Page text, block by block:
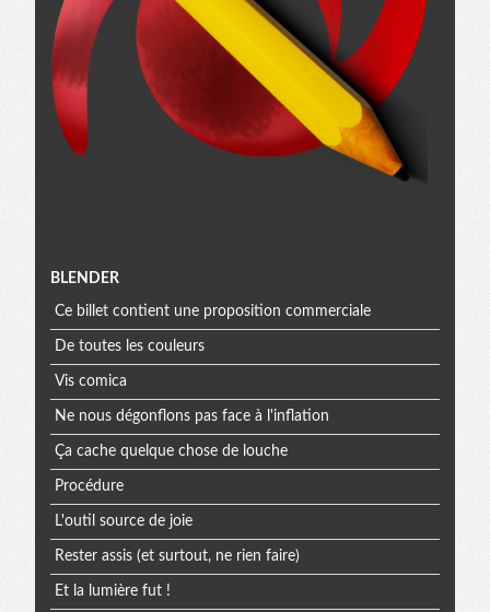
Menu
extra
BLENDER
Ce billet contient une proposition commerciale
De toutes les couleurs
Vis comica
Ne nous dégonflons pas face à l'inflation
Ça cache quelque chose de louche
Procédure
L'outil source de joie
Rester assis (et surtout, ne rien faire)
Et la lumière fut !